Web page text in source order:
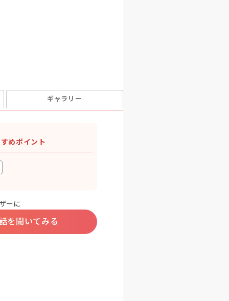
ギャラリー
めポイント
ーに
を聞いてみる